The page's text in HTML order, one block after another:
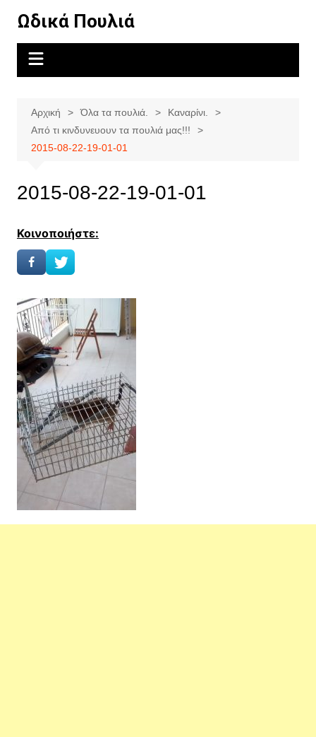
περιεχόμενο
Ωδικά Πουλιά
Αρχική Όλα τα πουλιά.
Καναρίνι.
Από τι κινδυνευουν τα πουλιά μας!!!
2015-08-22-19-01-01
2015-08-22-19-01-01
Κοινοποιήστε: